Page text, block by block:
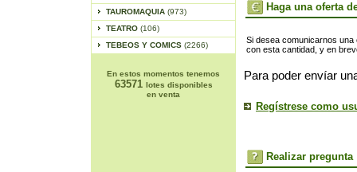
TAUROMAQUIA (973)
TEATRO (106)
TEBEOS Y COMICS (2266)
En estos momentos tenemos
63571 lotes disponibles
en venta
Haga una oferta
Si desea comunicarnos
con esta cantidad, y en
Para poder envíar
Regístrese como
Realizar pregunta